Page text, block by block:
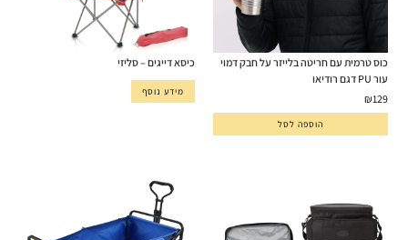
כוס טרמית עם חריטה בלייזר על חבק דמוי
עור PU דגם רודיאו
₪129
הוספה לסל
כיסא דייגים – סליזי
מידע נוסף